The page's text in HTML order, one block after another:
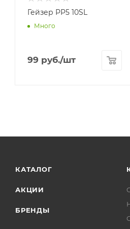
Гейзер РР5 10SL
Много
99 руб./шт
КАТАЛОГ
АКЦИИ
БРЕНДЫ